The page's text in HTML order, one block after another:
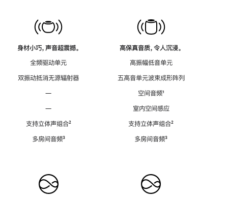
身材小巧，声音超震撼。
全频驱动单元
双振动抵消无源辐射器
—
—
支持立体声组合脚
²
多房间音频脚
³
高保真音质，令人沉浸。
高振幅低音单元
五高音单元波束成形阵列
空间音频脚
¹
室内空间感应
支持立体声组合脚
²
多房间音频脚
³